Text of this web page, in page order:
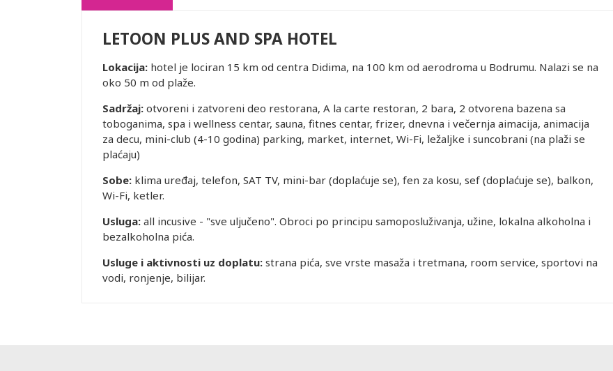
LETOON PLUS AND SPA HOTEL
Lokacija: hotel je lociran 15 km od centra Didima, na 100 km od aerodroma u Bodrumu. Nalazi se na
oko 50 m od plaže.
Sadržaj: otvoreni i zatvoreni deo restorana, A la carte restoran, 2 bara, 2 otvorena bazena sa
toboganima, spa i wellness centar, sauna, fitnes centar, frizer, dnevna i večernja aimacija, animacija
za decu, mini-club (4-10 godina) parking, market, internet, Wi-Fi, ležaljke i suncobrani (na plaži se
plaćaju)
Sobe: klima uređaj, telefon, SAT TV, mini-bar (doplaćuje se), fen za kosu, sef (doplaćuje se), balkon,
Wi-Fi, ketler.
Usluga: all incusive - "sve uljučeno". Obroci po principu samoposluživanja, užine, lokalna alkoholna i
bezalkoholna pića.
Usluge i aktivnosti uz doplatu: strana pića, sve vrste masaža i tretmana, room service, sportovi na
vodi, ronjenje, bilijar.